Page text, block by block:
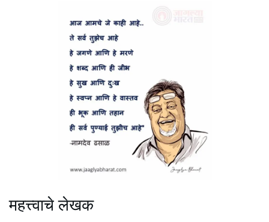
महत्त्वाचे लेखक